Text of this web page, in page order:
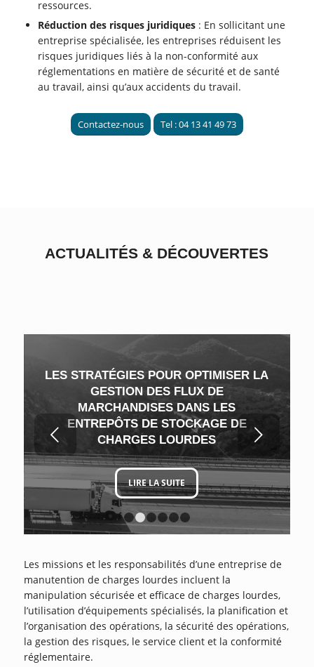
ressources.
Réduction des risques juridiques : En sollicitant une
entreprise spécialisée, les entreprises réduisent les
risques juridiques liés à la non-conformité aux
réglementations en matière de sécurité et de santé
au travail, ainsi qu’aux accidents du travail.
Contactez-nous Tel : 04 13 41 49 73
ACTUALITÉS & DÉCOUVERTES
LES STRATÉGIES POUR OPTIMISER LA
GESTION DES FLUX DE
MARCHANDISES DANS LES
ENTREPÔTS DE STOCKAGE DE
CHARGES LOURDES
LIRE LA SUITE
Suivant
1 2 3 4 5
Les missions et les responsabilités d’une entreprise de
manutention de charges lourdes incluent la
manipulation sécurisée et efficace de charges lourdes,
l’utilisation d’équipements spécialisés, la planification et
l’organisation des opérations, la sécurité des opérations,
la gestion des risques, le service client et la conformité
réglementaire.